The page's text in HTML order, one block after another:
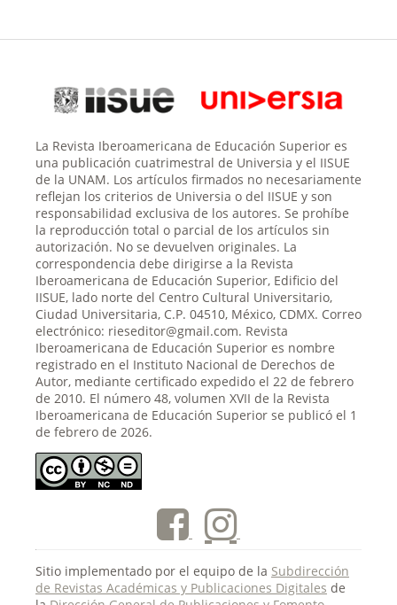
La Revista Iberoamericana de Educación Superior es
una publicación cuatrimestral de Universia y el IISUE
de la UNAM. Los artículos firmados no necesariamente
reflejan los criterios de Universia o del IISUE y son
responsabilidad exclusiva de los autores. Se prohíbe
la reproducción total o parcial de los artículos sin
autorización. No se devuelven originales. La
correspondencia debe dirigirse a la Revista
Iberoamericana de Educación Superior, Edificio del
IISUE, lado norte del Centro Cultural Universitario,
Ciudad Universitaria, C.P. 04510, México, CDMX. Correo
electrónico: rieseditor@gmail.com. Revista
Iberoamericana de Educación Superior es nombre
registrado en el Instituto Nacional de Derechos de
Autor, mediante certificado expedido el 22 de febrero
de 2010. El número 48, volumen XVII de la Revista
Iberoamericana de Educación Superior se publicó el 1
de febrero de 2026.
Sitio implementado por el equipo de la Subdirección
de Revistas Académicas y Publicaciones Digitales de